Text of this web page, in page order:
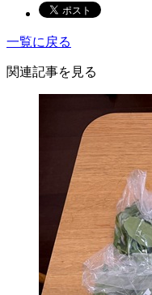
一覧に戻る
関連記事を見る